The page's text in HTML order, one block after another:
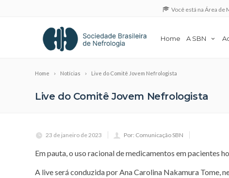
Você está na Área de
Home A SBN
Home Notícias Live do Comitê Jovem Nefrologista
Live do Comitê Jovem Nefrologista
23 de janeiro de 2023 Por: Comunicação SBN
Em pauta, o uso racional de medicamentos em pacientes
A live será conduzida por Ana Carolina Nakamura Tome,